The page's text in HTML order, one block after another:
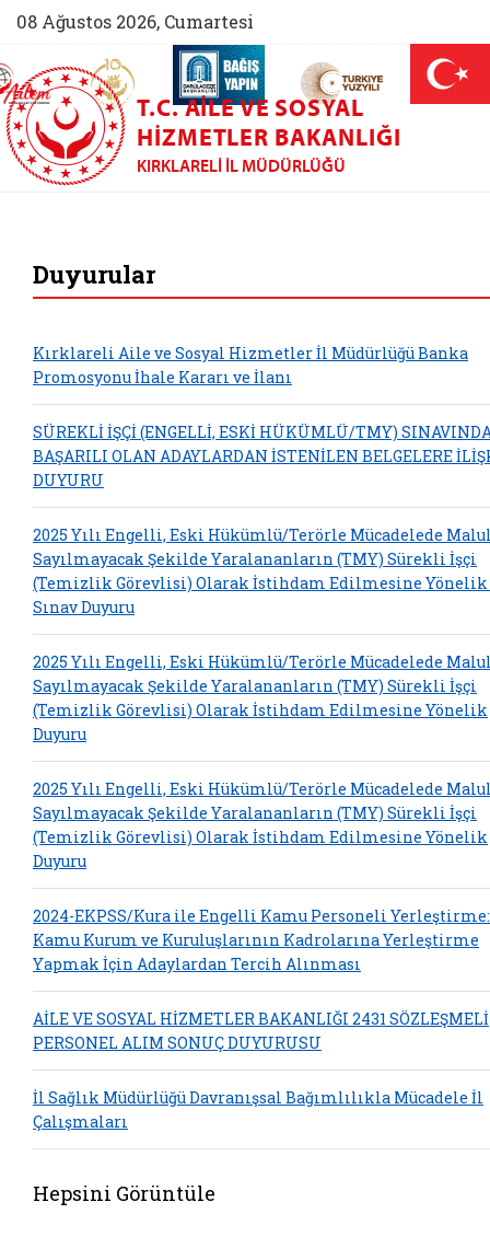
08 Ağustos 2026, Cumartesi
(yeni sekmede açılır)
AİLEM İletişim Merkezi (yeni sekmede açılır)
Aile ve Nüfus On Yılı (yeni sekmede açılır)
Darülaceze bağış sayfası (yeni
T.C. AILE VE SOSYAL
HIZMETLER BAKANLIĞI
KIRKLARELI İL MÜDÜRLÜĞÜ
Duyurular
Kırklareli Aile ve Sosyal Hizmetler İl Müdürlüğü Banka
Promosyonu İhale Kararı ve İlanı
SÜREKLİ İŞÇİ (ENGELLİ, ESKİ HÜKÜMLÜ/TMY)
BAŞARILI OLAN ADAYLARDAN İSTENİLEN BELGELERE
DUYURU
2025 Yılı Engelli, Eski Hükümlü/Terörle Mücadelede
Sayılmayacak Şekilde Yaralananların (TMY) Sürekli İşçi
(Temizlik Görevlisi) Olarak İstihdam Edilmesine Yönelik
Sınav Duyuru
2025 Yılı Engelli, Eski Hükümlü/Terörle Mücadelede
Sayılmayacak Şekilde Yaralananların (TMY) Sürekli İşçi
(Temizlik Görevlisi) Olarak İstihdam Edilmesine Yönelik
Duyuru
2025 Yılı Engelli, Eski Hükümlü/Terörle Mücadelede
Sayılmayacak Şekilde Yaralananların (TMY) Sürekli İşçi
(Temizlik Görevlisi) Olarak İstihdam Edilmesine Yönelik
Duyuru
2024-EKPSS/Kura ile Engelli Kamu Personeli Yerleştirme:
Kamu Kurum ve Kuruluşlarının Kadrolarına Yerleştirme
Yapmak İçin Adaylardan Tercih Alınması
AİLE VE SOSYAL HİZMETLER BAKANLIĞI 2431 SÖZLEŞMELİ
PERSONEL ALIM SONUÇ DUYURUSU
İl Sağlık Müdürlüğü Davranışsal Bağımlılıkla Mücadele İl
Çalışmaları
Hepsini Görüntüle